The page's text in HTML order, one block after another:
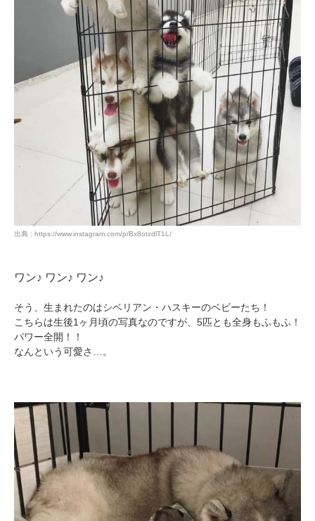
出典 : https://www.instagram.com/p/Bx8otzdlT1L/
ワン♪ ワン♪ ワン♪
そう、生まれたのはシベリアン・ハスキーのベビーたち！
こちらは生後1ヶ月頃の写真なのですが、5匹とも全身もふもふ！
パワー全開！！
なんという可愛さ…。